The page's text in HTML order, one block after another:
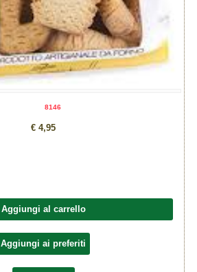
8146
€ 4,95
Aggiungi al carrello
Aggiungi ai preferiti